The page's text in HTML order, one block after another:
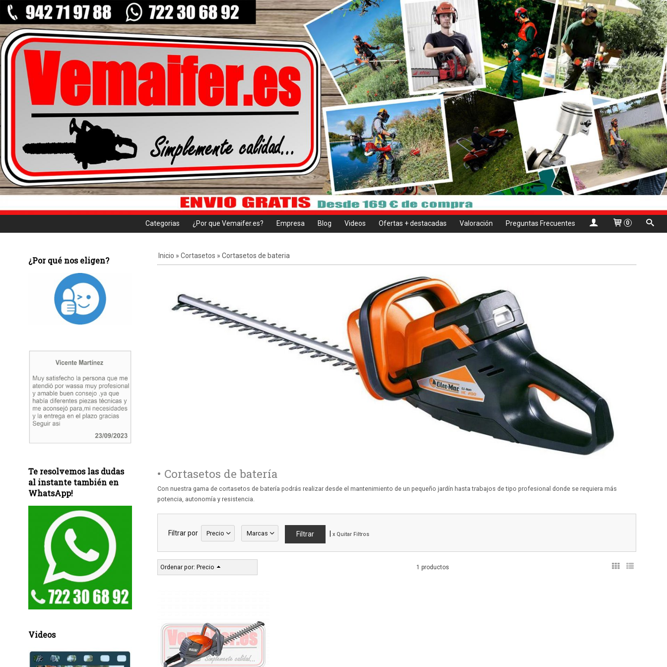
Categorias ¿Por que Vemaifer.es? Empresa Blog Videos Ofertas + destacadas Valoración Preguntas Frecuentes 0
¿Por qué nos eligen?
Te resolvemos las dudas
al instante también en
WhatsApp!
Videos
Inicio » Cortasetos » Cortasetos de bateria
• Cortasetos de batería
Con nuestra gama de cortasetos de batería podrás realizar desde el mantenimiento de un pequeño jardín hasta trabajos de tipo profesional donde se requiera más
potencia, autonomía y resistencia.
Filtrar por Precio Marcas x Quitar Filtros
Ordenar por: Precio 1 productos